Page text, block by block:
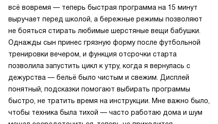
всё вовремя — теперь быстрая программа на 15 минут
выручает перед школой, а бережные режимы позволяют
не бояться стирать любимые шерстяные вещи бабушки.
Однажды сын принес грязную форму после футбольной
тренировки вечером, и функция отсрочки старта
позволила запустить цикл к утру, когда я вернулась с
дежурства — бельё было чистым и свежим. Дисплей
понятный, подсказки помогают выбирать программы
быстро, не тратить время на инструкции. Мне важно было,
чтобы техника была тихой — часто работаю дома и шум